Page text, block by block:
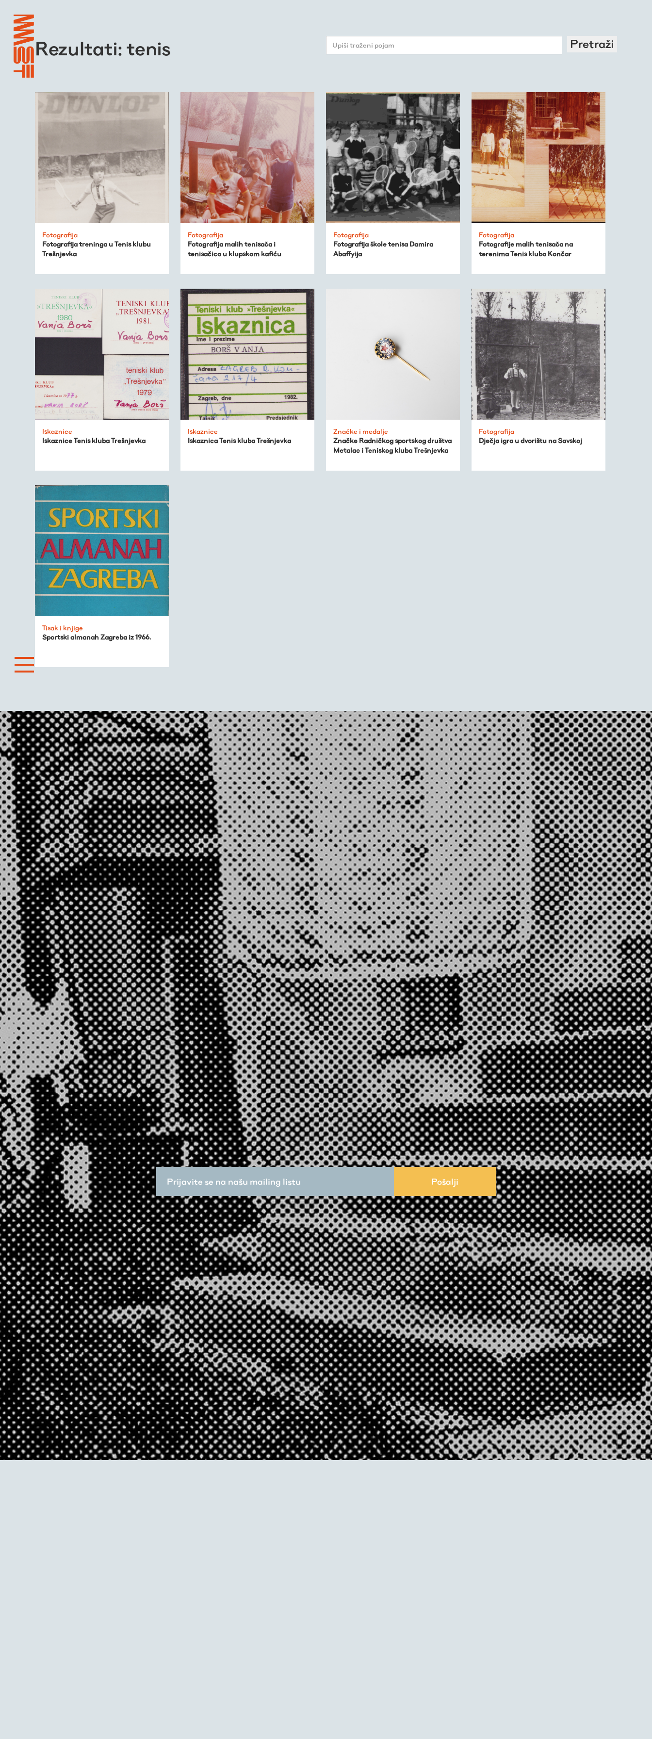
Virtualni fundus
Živa baština
Virtualni program
Trešnjevačka
Publikacije
O nama
Rezultati: tenis Pretraži
Fotografija
Fotografija treninga u Tenis klubu
Trešnjevka
Fotografija
Fotografija malih tenisača i
tenisačica u klupskom kafiću
Fotografija
Fotografija škole tenisa Damira
Abaffyija
Fotografija
Fotografije malih tenisača na
terenima Tenis kluba Končar
Iskaznice
Iskaznice Tenis kluba Trešnjevka
Iskaznice
Iskaznica Tenis kluba Trešnjevka
Značke i medalje
Značke Radničkog sportskog društva
Metalac i Teniskog kluba Trešnjevka
Fotografija
Dječja igra u dvorištu na Savskoj
Tisak i knjige
Sportski almanah Zagreba iz 1966.